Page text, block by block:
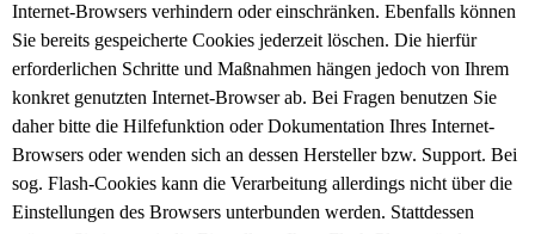
Internet-Browsers verhindern oder einschränken. Ebenfalls können
Sie bereits gespeicherte Cookies jederzeit löschen. Die hierfür
erforderlichen Schritte und Maßnahmen hängen jedoch von Ihrem
konkret genutzten Internet-Browser ab. Bei Fragen benutzen Sie
daher bitte die Hilfefunktion oder Dokumentation Ihres Internet-
Browsers oder wenden sich an dessen Hersteller bzw. Support. Bei
sog. Flash-Cookies kann die Verarbeitung allerdings nicht über die
Einstellungen des Browsers unterbunden werden. Stattdessen